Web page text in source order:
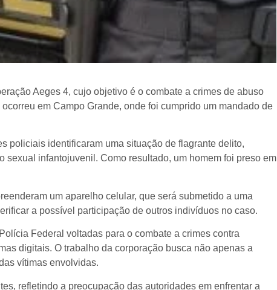
Aeges 4, cujo objetivo é o combate a crimes de abuso
em Campo Grande, onde foi cumprido um mandado de
policiais identificaram uma situação de flagrante delito,
sexual infantojuvenil. Como resultado, um homem foi preso em
um aparelho celular, que será submetido a uma
a possível participação de outros indivíduos no caso.
Federal voltadas para o combate a crimes contra
digitais. O trabalho da corporação busca não apenas a
vítimas envolvidas.
refletindo a preocupação das autoridades em enfrentar a